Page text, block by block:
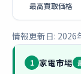
最高買取価格
情報更新日: 2026
1 家電市場